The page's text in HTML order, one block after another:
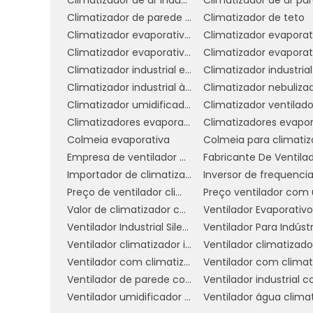
COMO ESCOLHER O
ÁGUA IDEAL
Escolher o ventilador climatizador
considerar diversos fatores que
necessidades. Aqui estão algumas dicas
1. Avalie o tamanho do ambiente:
climatizar. Ventiladores climatizadores
importante escolher um modelo que
especificações do fabricante e escolha
2. Capacidade do reservatório:A
importante. Um reservatório maior
necessário reabastecer. Para
maior capacidade pode ser mais prático
Climatizador de parede comercial
Climatizador de teto
Climatizador evaporativo de parede preço
Climatizador evaporativo portátil preço
Climatizador industrial evaporativo
Climatizador industrial à venda
Climatizador
Climatizador umidificador ventilador
Climatizador
Climatizadores evaporativo comercial e industrial
Colmeia evaporativa
Empresa de ventilador climatizador industrial
Importador de climatizador
Preço de ventilador climatizador industrial
Valor de climatizador com névoa
Ventilador Industrial Silencioso
Ventilador Para
Ventilador climatizador industrial
Ventilador com climatizador
Ventilador de parede com climatizador
Ventilador umidificador industrial